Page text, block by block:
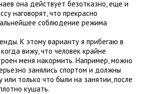
она действует безотказно, еще и
наговорят, что прекрасно
соблюдение режима
К этому варианту я прибегаю в
вижу, что человек крайне
меня накормить. Например, можно
занялись спортом и должны
только что были на занятии, после
кушать.